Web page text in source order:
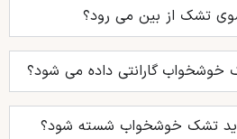
تشک از بین می رود؟
گارانتی داده می‌ شود؟
تشک خوشخواب شسته شود؟